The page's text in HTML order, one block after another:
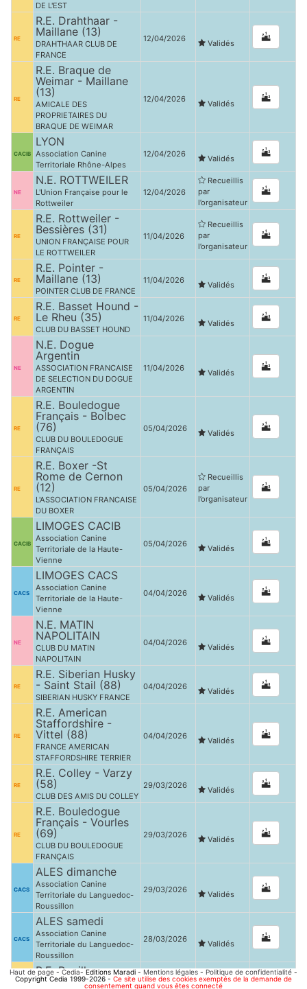
DE L'EST
RE
R.E. Drahthaar -
Maillane (13)
DRAHTHAAR CLUB DE
FRANCE
12/04/2026 Validés
RE
R.E. Braque de
Weimar - Maillane
(13)
AMICALE DES
PROPRIETAIRES DU
BRAQUE DE WEIMAR
12/04/2026 Validés
CACIB
LYON
Association Canine
Territoriale Rhône-Alpes
12/04/2026 Validés
NE
N.E. ROTTWEILER
L'Union Française pour le
Rottweiler
12/04/2026
Recueillis
par
l’organisateur
RE
R.E. Rottweiler -
Bessières (31)
UNION FRANÇAISE POUR
LE ROTTWEILER
11/04/2026
Recueillis
par
l’organisateur
RE
R.E. Pointer -
Maillane (13)
POINTER CLUB DE FRANCE
11/04/2026 Validés
RE
R.E. Basset Hound -
Le Rheu (35)
CLUB DU BASSET HOUND
11/04/2026 Validés
NE
N.E. Dogue
Argentin
ASSOCIATION FRANCAISE
DE SELECTION DU DOGUE
ARGENTIN
11/04/2026 Validés
RE
R.E. Bouledogue
Français - Bolbec
(76)
CLUB DU BOULEDOGUE
FRANÇAIS
05/04/2026 Validés
RE
R.E. Boxer -St
Rome de Cernon
(12)
L'ASSOCIATION FRANCAISE
DU BOXER
05/04/2026
Recueillis
par
l’organisateur
CACIB
LIMOGES CACIB
Association Canine
Territoriale de la Haute-
Vienne
05/04/2026 Validés
CACS
LIMOGES CACS
Association Canine
Territoriale de la Haute-
Vienne
04/04/2026 Validés
NE
N.E. MATIN
NAPOLITAIN
CLUB DU MATIN
NAPOLITAIN
04/04/2026 Validés
RE
R.E. Siberian Husky
- Saint Stail (88)
SIBERIAN HUSKY FRANCE
04/04/2026 Validés
RE
R.E. American
Staffordshire -
Vittel (88)
FRANCE AMERICAN
STAFFORDSHIRE TERRIER
04/04/2026 Validés
RE
R.E. Colley - Varzy
(58)
CLUB DES AMIS DU COLLEY
29/03/2026 Validés
RE
R.E. Bouledogue
Français - Vourles
(69)
CLUB DU BOULEDOGUE
FRANÇAIS
29/03/2026 Validés
CACS
ALES dimanche
Association Canine
Territoriale du Languedoc-
Roussillon
29/03/2026 Validés
CACS
ALES samedi
Association Canine
Territoriale du Languedoc-
Roussillon
28/03/2026 Validés
R.E. Papillon,
Phalène, Petit
Haut de page - Cedia- Editions Maradi - Mentions légales - Politique de confidentialité -
Copyright Cedia 1999-2026 - Ce site utilise des cookies exemptés de la demande de
consentement quand vous êtes connecté